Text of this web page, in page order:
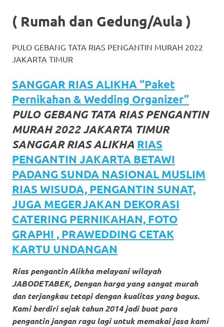
replica
watches.
24
Hours
Online
replica
rolex.
Discover
More
Here
loanswatches.com.
Wiht
80%
Discount
replica
watches.
( Rumah dan Gedung/Aula )
PULO GEBANG TATA RIAS PENGANTIN MURAH 2022
JAKARTA TIMUR
SANGGAR RIAS ALIKHA “Paket
Pernikahan & Wedding Organizer”
PULO GEBANG TATA RIAS PENGANTIN
MURAH 2022 JAKARTA TIMUR
SANGGAR RIAS ALIKHA RIAS
PENGANTIN JAKARTA BETAWI
PADANG SUNDA NASIONAL MUSLIM
RIAS WISUDA, PENGANTIN SUNAT,
JUGA MEGERJAKAN DEKORASI
CATERING PERNIKAHAN, FOTO
GRAPHI , PRAWEDDING CETAK
KARTU UNDANGAN
Rias pengantin Alikha melayani wilayah
JABODETABEK, Dengan harga yang sangat murah
dan terjangkau tetapi dengan kualitas yang bagus.
Kami berdiri sejak tahun 2014 jadi buat para
pengantin jangan ragu lagi untuk memakai jasa kami